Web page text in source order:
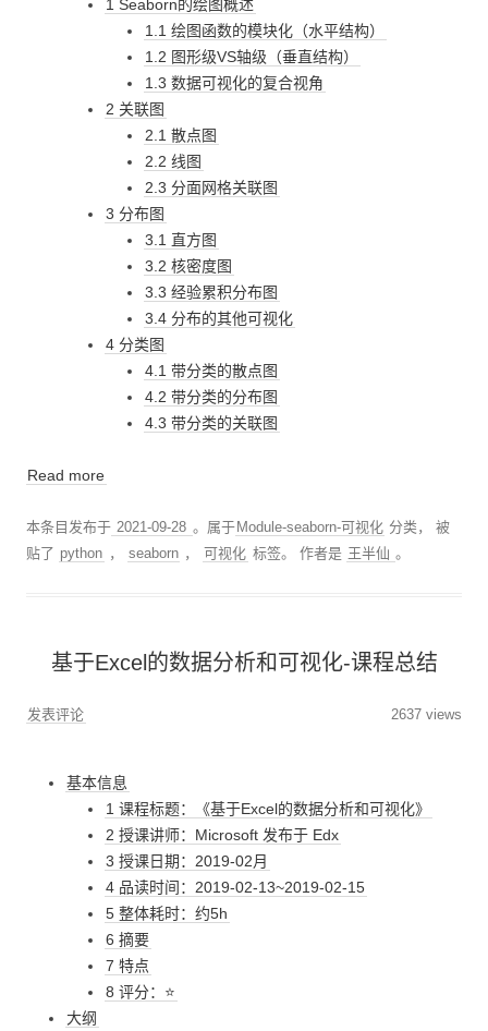
1 Seaborn的绘图概述
1.1 绘图函数的模块化（水平结构）
1.2 图形级VS轴级（垂直结构）
1.3 数据可视化的复合视角
2 关联图
2.1 散点图
2.2 线图
2.3 分面网格关联图
3 分布图
3.1 直方图
3.2 核密度图
3.3 经验累积分布图
3.4 分布的其他可视化
4 分类图
4.1 带分类的散点图
4.2 带分类的分布图
4.3 带分类的关联图
Read more
本条目发布于 2021-09-28 。属于 Module-seaborn-可视化 分类， 被
贴了 python ， seaborn ， 可视化 标签。 作者是 王半仙 。
基于Excel的数据分析和可视化-课程总结
发表评论 2637 views
基本信息
1 课程标题：《基于Excel的数据分析和可视化》
2 授课讲师：Microsoft 发布于 Edx
3 授课日期：2019-02月
4 品读时间：2019-02-13~2019-02-15
5 整体耗时：约5h
6 摘要
7 特点
8 评分：⭐
大纲